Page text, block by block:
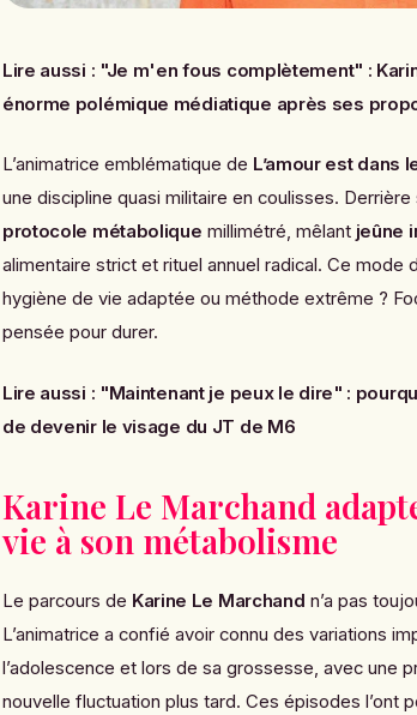
Lire aussi : "Je m'en fous complètement" :
énorme polémique médiatique après ses
L’animatrice emblématique de L’amour est dans
une discipline quasi militaire en coulisses.
protocole métabolique millimétré, mêlant jeûne
alimentaire strict et rituel annuel radical. Ce mode
hygiène de vie adaptée ou méthode extrême ?
pensée pour durer.
Lire aussi : "Maintenant je peux le dire" :
de devenir le visage du JT de M6
Karine Le Marchand
vie à son métabolisme
Le parcours de Karine Le Marchand n’a pas
L’animatrice a confié avoir connu des variations
l’adolescence et lors de sa grossesse, avec une
nouvelle fluctuation plus tard. Ces épisodes l’ont